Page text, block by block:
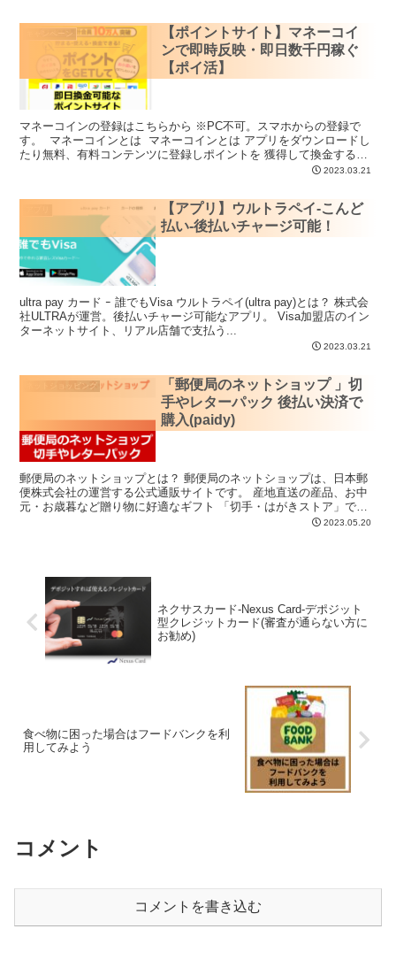
キャンペーン
【ポイントサイト】マネーコイ
ンで即時反映・即日数千円稼ぐ
【ポイ活】
マネーコインの登録はこちらから ※PC不可。スマホからの登録で
す。 マネーコインとは マネーコインとは アプリをダウンロードし
たり無料、有料コンテンツに登録しポイントを 獲得して換金するポ
2023.03.21
【アプリ】ウルトラペイ-こんど
払い-後払いチャージ可能！
ultra pay カード ｰ 誰でもVisa ウルトラペイ(ultra pay)とは？ 株式会
社ULTRAが運営。後払いチャージ可能なアプリ。 Visa加盟店のイン
ターネットサイト、リアル店舗で支払う...
2023.03.21
ネットショッピング
「郵便局のネットショップ 」切
手やレターパック 後払い決済で
購入(paidy)
郵便局のネットショップとは？ 郵便局のネットショップは、日本郵
便株式会社の運営する公式通販サイトです。 産地直送の産品、お中
元・お歳暮など贈り物に好適なギフト 「切手・はがきストア」で
2023.05.20
ネクサスカード-Nexus Card-デポジット
型クレジットカード(審査が通らない方に
お勧め)
食べ物に困った場合はフードバンクを利
用してみよう
コメント
コメントを書き込む